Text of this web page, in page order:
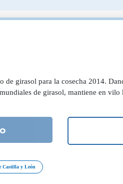
girasol para la cosecha 2014.
de girasol, mantiene en
Castilla y León